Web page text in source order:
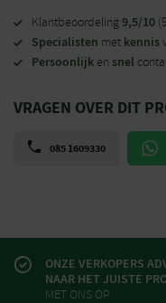
Klantbeoordeling9,5/10
Specialisten met kennis
Persoonlijk en snel
VRAGEN OVER DIT
085 1609330
ONZE VERKOPERS
NAAR HET JUISTE
MET ONS OP